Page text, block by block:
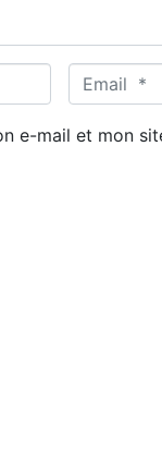
m
a
e-mail et mon